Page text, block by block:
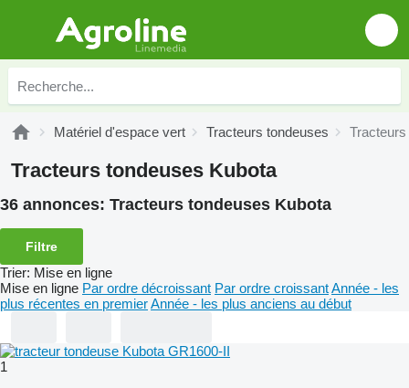
Matériel d'espace vert Tracteurs tondeuses
Tracteurs tondeuses Kubota
36 annonces: Tracteurs tondeuses Kubota
Filtre
Trier: Mise en ligne
Mise en ligne Par ordre décroissant Par ordre croissantAnnée - les
plus récentes en premierAnnée - les plus anciens au début
1